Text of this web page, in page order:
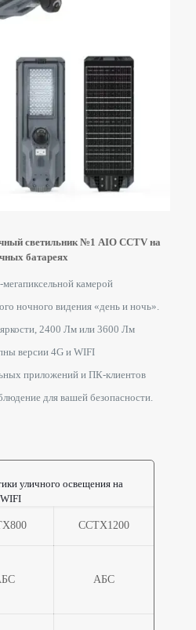
светильник №1 AIO CCTV на
батареях
камерой
ночного видения «день и ночь».
2400 Лм или 3600 Лм
версии 4G и WIFI
приложений и ПК-клиентов
для вашей безопасности.
уличного освещения на
ССТХ1200
АБС